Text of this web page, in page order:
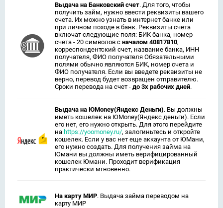
Выдача на Банковский счет. Для того, чтобы
получить займ, нужно ввести реквизиты вашего
счета. Их можно узнать в интернет банке или
при личном походе в банк. Реквизиты счета
включат следующие поля: БИК банка, номер
счета - 20 символов с началом 40817810,
корреспондентский счет, название банка, ИНН
получателя, ФИО получателя Обязательными
полями обычно являются БИК, номер счета и
ФИО получателя. Если вы введете реквизиты не
верно, перевод будет возвращен отправителю.
Сроки перевода на счет - до 3х рабочих дней.
Выдача на ЮMoney(Яндекс Деньги). Вы должны
иметь кошелек на ЮMoney(Яндекс деньги). Если
его нет, его нужно открыть. Для этого перейдите
на https://yoomoney.ru/, залогиньтесь и откройте
кошелек. Если у вас нет еще аккаунта от ЮМани,
его нужно создать. Для получения займа на
Юмани вы должны иметь верифицированный
кошелек Юмани. Проходит верификация
практически мгновенно.
На карту МИР. Выдача займа переводом на
карту МИР